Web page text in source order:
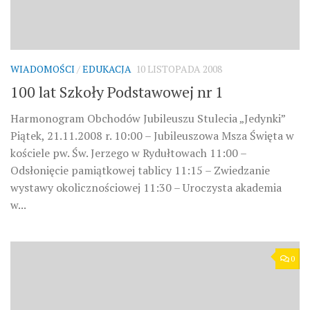
WIADOMOŚCI /EDUKACJA 10 LISTOPADA 2008
100 lat Szkoły Podstawowej nr 1
Harmonogram Obchodów Jubileuszu Stulecia „Jedynki”
Piątek, 21.11.2008 r. 10:00 – Jubileuszowa Msza Święta w
kościele pw. Św. Jerzego w Rydułtowach 11:00 –
Odsłonięcie pamiątkowej tablicy 11:15 – Zwiedzanie
wystawy okolicznościowej 11:30 – Uroczysta akademia
w...
0